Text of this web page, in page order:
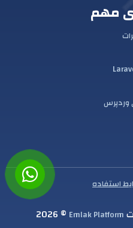
مهم
وردپرس
استفاده
Emlak Platform
© 2026